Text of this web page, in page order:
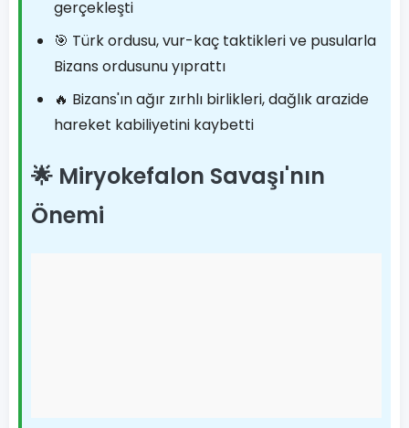
gerçekleşti
🎯 Türk ordusu, vur-kaç taktikleri ve pusularla
Bizans ordusunu yıprattı
🔥 Bizans'ın ağır zırhlı birlikleri, dağlık arazide
hareket kabiliyetini kaybetti
🌟 Miryokefalon Savaşı'nın
Önemi